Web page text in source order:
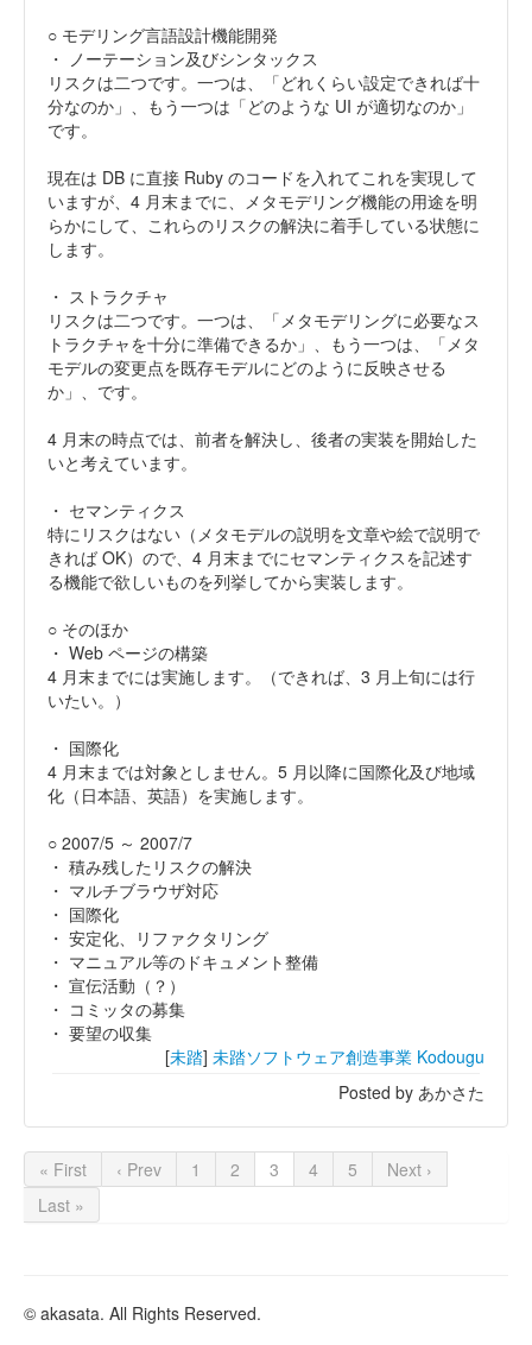
○ モデリング言語設計機能開発
・ ノーテーション及びシンタックス
リスクは二つです。一つは、「どれくらい設定できれば十
分なのか」、もう一つは「どのような UI が適切なのか」
です。
現在は DB に直接 Ruby のコードを入れてこれを実現して
いますが、4 月末までに、メタモデリング機能の用途を明
らかにして、これらのリスクの解決に着手している状態に
します。
・ ストラクチャ
リスクは二つです。一つは、「メタモデリングに必要なス
トラクチャを十分に準備できるか」、もう一つは、「メタ
モデルの変更点を既存モデルにどのように反映させる
か」、です。
4 月末の時点では、前者を解決し、後者の実装を開始した
いと考えています。
・ セマンティクス
特にリスクはない（メタモデルの説明を文章や絵で説明で
きれば OK）ので、4 月末までにセマンティクスを記述す
る機能で欲しいものを列挙してから実装します。
○ そのほか
・ Web ページの構築
4 月末までには実施します。（できれば、3 月上旬には行
いたい。）
・ 国際化
4 月末までは対象としません。5 月以降に国際化及び地域
化（日本語、英語）を実施します。
○ 2007/5 ～ 2007/7
・ 積み残したリスクの解決
・ マルチブラウザ対応
・ 国際化
・ 安定化、リファクタリング
・ マニュアル等のドキュメント整備
・ 宣伝活動（？）
・ コミッタの募集
・ 要望の収集
[未踏] 未踏ソフトウェア創造事業 Kodougu
Posted by あかさた
« First ‹ Prev 1 2 3 4 5
Next ›
Last »
© akasata. All Rights Reserved.